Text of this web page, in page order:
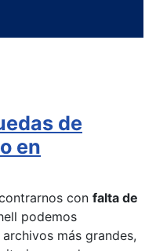
de
en
con falta de
podemos
más grandes,